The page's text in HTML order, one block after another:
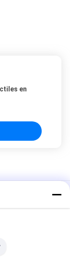
en
de rue